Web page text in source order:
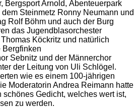
Bergsport Arnold, Abenteuerpark
Steinmetz Ronny Neumann und
Rolf Böhm und auch der Burg
das Jugendblasorchester
Köckritz und natürlich
Bergfinken
Sebnitz und der Männerchor
der Leitung von Uli Schlögel.
wie es einem 100-jährigen
Moderatorin Andrea Reimann hatte
schönes Gedicht, welches wert ist,
zu werden.